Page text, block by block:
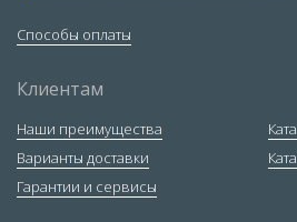
Способы оплаты
Клиентам
Наши преимущества
Варианты доставки
Гарантии и сервисы